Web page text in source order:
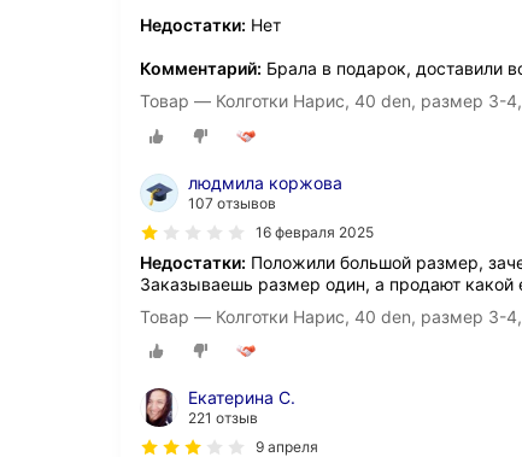
Недостатки: Нет
Комментарий: Брала в подарок, доставили
Товар — Колготки Нарис, 40 den, размер 3-
людмила коржова
107 отзывов
16 февраля 2025
Недостатки: Положили большой размер,
Заказываешь размер один, а продают какой
Товар — Колготки Нарис, 40 den, размер 3-
Екатерина С.
221 отзыв
9 апреля